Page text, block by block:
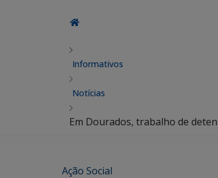
Informativos
Notícias
Em Dourados, trabalho de
Ação Social